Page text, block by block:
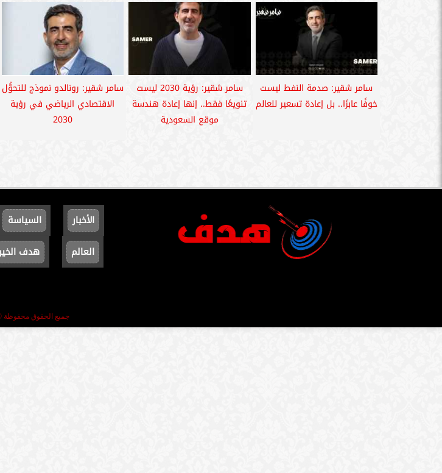
سامر شقير: صدمة النفط ليست
خوفًا عابرًا.. بل إعادة تسعير للعالم
سامر شقير: رؤية 2030 ليست
تنويعًا فقط.. إنها إعادة هندسة
موقع السعودية
سامر شقير: رونالدو نموذج للتحوُّل
الاقتصادي الرياضي في رؤية
2030
الأخبار السياسة
العالم
هدف
جميع الحقوق محفوظة